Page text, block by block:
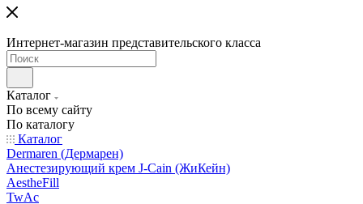
Интернет-магазин представительского класса
Каталог
По всему сайту
По каталогу
Каталог
Dermaren (Дермарен)
Анестезирующий крем J-Cain (ЖиКейн)
AestheFill
TwAc